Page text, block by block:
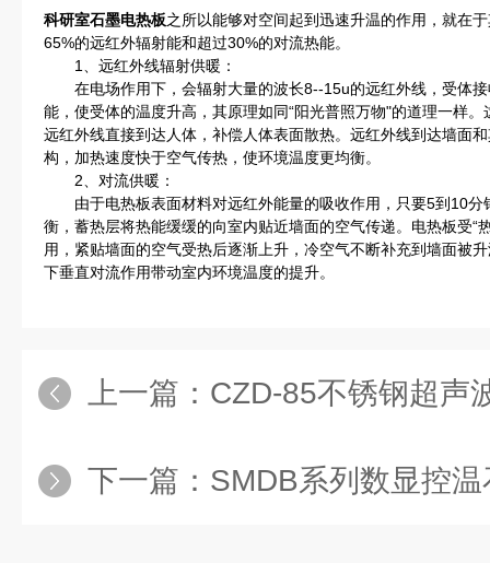
科研室石墨电热板之所以能够对空间起到迅速升温的作用，就在
65%的远红外辐射能和超过30%的对流热能。
1、远红外线辐射供暖：
在电场作用下，会辐射大量的波长8--15u的远红外线，受体接
能，使受体的温度升高，其原理如同“阳光普照万物"的道理一样
远红外线直接到达人体，补偿人体表面散热。远红外线到达墙面
构，加热速度快于空气传热，使环境温度更均衡。
2、对流供暖：
由于电热板表面材料对远红外能量的吸收作用，只要5到10分
衡，蓄热层将热能缓缓的向室内贴近墙面的空气传递。电热板受“
用，紧贴墙面的空气受热后逐渐上升，冷空气不断补充到墙面
下垂直对流作用带动室内环境温度的提升。
上一篇： CZD-85不锈钢超声
下一篇： SMDB系列数显控温石